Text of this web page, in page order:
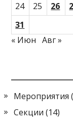
24
25 26
31
« Июн
Авг »
Мероприятия
Секции (14)